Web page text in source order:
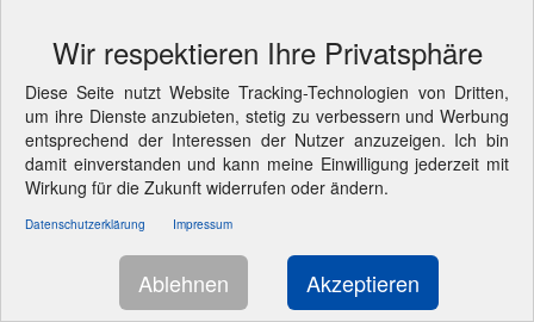
Pflichtfelder
© 2016 LANDWEHR Computer und Software GmbH - Cookie-
Einstellungen ändern.
Wir respektieren Ihre Privatsphäre
Diese Seite nutzt Website Tracking-Technologien von Dritten,
um ihre Dienste anzubieten, stetig zu verbessern und Werbung
entsprechend der Interessen der Nutzer anzuzeigen. Ich bin
damit einverstanden und kann meine Einwilligung jederzeit mit
Wirkung für die Zukunft widerrufen oder ändern.
Datenschutzerklärung Impressum
Ablehnen Akzeptieren